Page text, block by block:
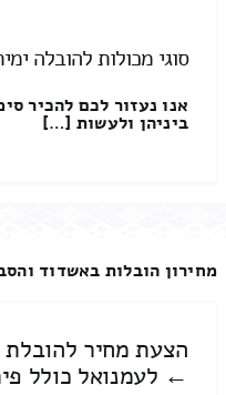
סוגי מכולות להובלה
אנו נעזור לכם להכיר
ביניהן ולעשות […]
מחירון הובלות באשדוד
← לעמנואל כולל